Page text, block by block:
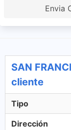
Envia
SAN
cliente
Tipo
Dirección